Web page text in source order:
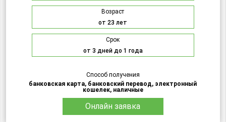
Возраст
от 23 лет
Срок
от 3 дней до 1 года
Способ получения
банковская карта, банковский перевод, электронный
кошелек, наличные
Онлайн заявка